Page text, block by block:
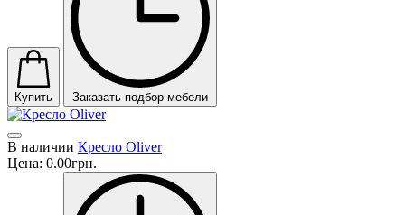
Купить Заказать подбор мебели
В наличии Кресло Oliver
Цена: 0.00грн.